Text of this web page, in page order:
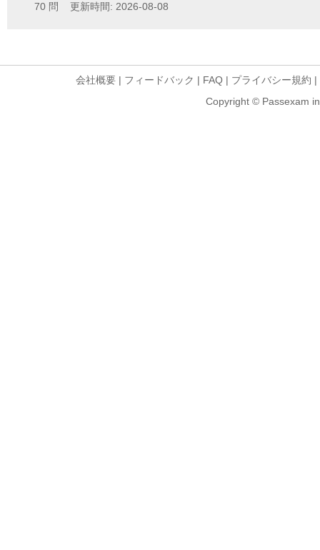
70 問 更新時間: 2026-08-08
会社概要 | フィードバック | FAQ | プライバシー規約 |
Copyright © Passexam